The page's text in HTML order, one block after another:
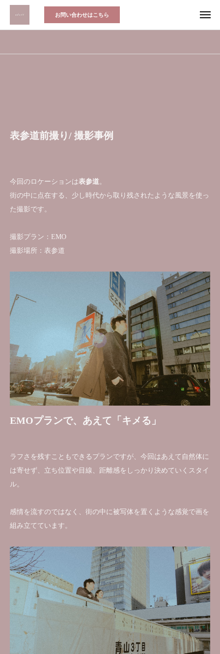
お問い合わせはこちら
表参道前撮り/ 撮影事例
今回のロケーションは表参道。
街の中に点在する、少し時代から取り残されたような風景を使っ
た撮影です。
撮影プラン：EMO
撮影場所：表参道
EMOプランで、あえて「キメる」
ラフさを残すこともできるプランですが、今回はあえて自然体に
は寄せず、立ち位置や目線、距離感をしっかり決めていくスタイ
ル。
感情を流すのではなく、街の中に被写体を置くような感覚で画を
組み立てています。